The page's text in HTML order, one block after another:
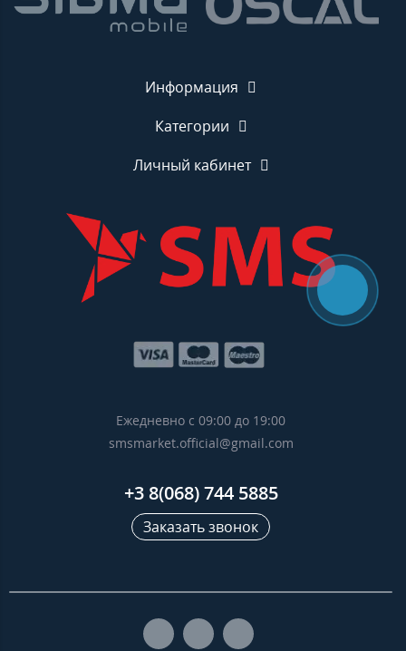
Информация
Категории
Личный кабинет
Ежедневно с 09:00 до 19:00
smsmarket.official@gmail.com
+3 8(068) 744 5885
Заказать звонок